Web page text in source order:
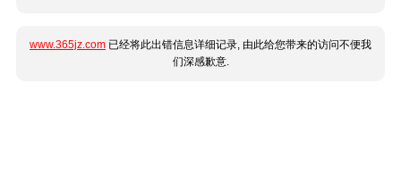
www.365jz.com 已经将此出错信息详细记录, 由此给您带来的访问不便我
们深感歉意.